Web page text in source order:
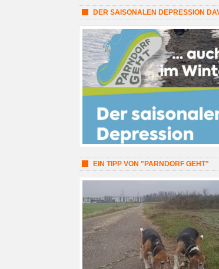
DER SAISONALEN DEPRESSION
EIN TIPP VON "PARNDORF GEHT"